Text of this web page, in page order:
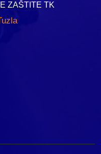
ZAŠTITE TK